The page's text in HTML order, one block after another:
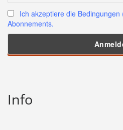
Ich akzeptiere die
Abonnements.
Info